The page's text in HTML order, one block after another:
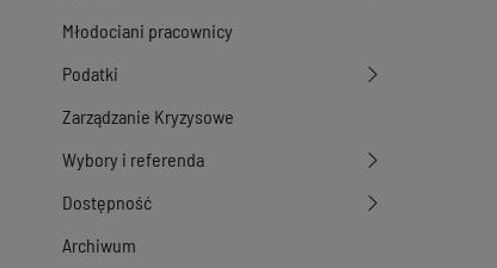
Młodociani pracownicy
Podatki
Zarządzanie Kryzysowe
Wybory i referenda
Dostępność
Archiwum